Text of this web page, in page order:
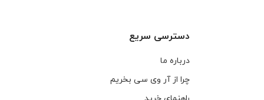
دسترسی سریع
درباره ما
چرا از آر وی سی بخریم